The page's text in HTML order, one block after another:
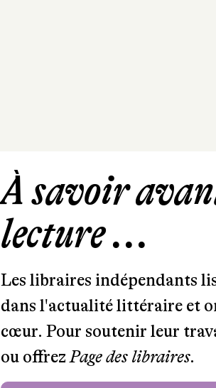
À savoir
lecture ...
Les libraires indépendants
dans l'actualité littéraire et
cœur. Pour soutenir leur
ou offrezPage des libraires.